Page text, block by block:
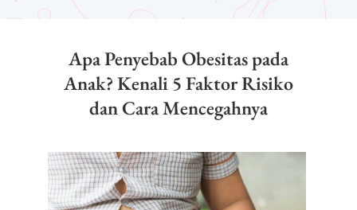
Apa Penyebab Obesitas pada
Anak? Kenali 5 Faktor Risiko
dan Cara Mencegahnya